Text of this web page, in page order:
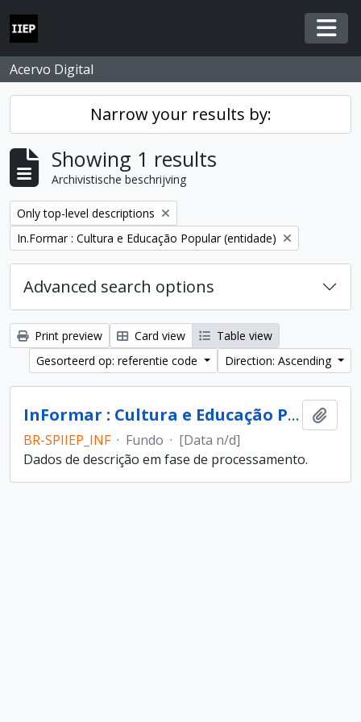
Skip to main content
Acervo Digital
Narrow your results by:
Showing 1 results
Archivistische beschrijving
Remove filter:
Only top-level descriptions
Remove filter:
In.Formar : Cultura e Educação Popular (entidade)
Advanced search options
Print preview Card view
Table view
Gesorteerd op: referentie code
Direction: Ascending
InFormar : Cultura e Educação Popular (entidade)
BR-SPIIEP_INF · Fundo · [Data n/d]
Dados de descrição em fase de processamento.